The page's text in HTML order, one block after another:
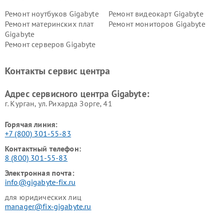
Ремонт ноутбуков Gigabyte
Ремонт видеокарт Gigabyte
Ремонт материнских плат
Gigabyte
Ремонт мониторов Gigabyte
Ремонт серверов Gigabyte
Контакты сервис центра
Адрес сервисного центра Gigabyte:
г. Курган, ул. Рихарда Зорге, 41
Горячая линия:
+7 (800) 301-55-83
Контактный телефон:
8 (800) 301-55-83
Электронная почта:
info@gigabyte-fix.ru
для юридических лиц
manager@fix-gigabyte.ru